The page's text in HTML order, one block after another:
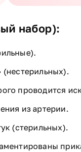
набор):
проводится
из артерии.
(стерильных).